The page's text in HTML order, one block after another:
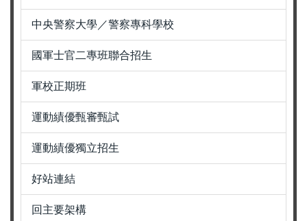
中央警察大學／警察專科學校
國軍士官二專班聯合招生
軍校正期班
運動績優甄審甄試
運動績優獨立招生
好站連結
回主要架構